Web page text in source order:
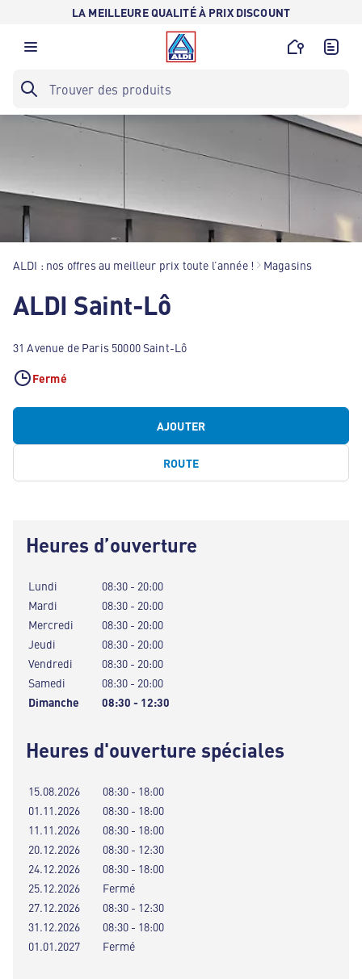
LA MEILLEURE QUALITÉ À PRIX DISCOUNT
ALDI : nos offres au meilleur prix toute l’année ! Magasins
ALDI Saint-Lô
31 Avenue de Paris 50000 Saint-Lô
Fermé
AJOUTER
ROUTE
Heures d’ouverture
Lundi
08:30 - 20:00
Mardi
08:30 - 20:00
Mercredi
08:30 - 20:00
Jeudi
08:30 - 20:00
Vendredi
08:30 - 20:00
Samedi
08:30 - 20:00
Dimanche
08:30 - 12:30
Heures d'ouverture spéciales
15.08.2026
08:30 - 18:00
01.11.2026
08:30 - 18:00
11.11.2026
08:30 - 18:00
20.12.2026
08:30 - 12:30
24.12.2026
08:30 - 18:00
25.12.2026
Fermé
27.12.2026
08:30 - 12:30
31.12.2026
08:30 - 18:00
01.01.2027
Fermé